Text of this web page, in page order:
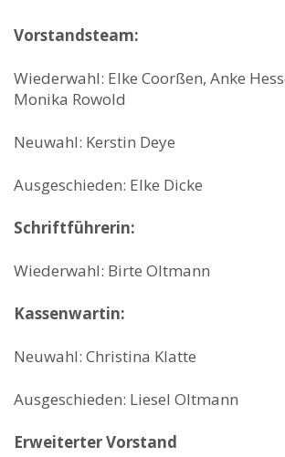
Vorstandsteam:
Wiederwahl: Elke Coorßen, Anke
Monika Rowold
Neuwahl: Kerstin Deye
Ausgeschieden: Elke Dicke
Schriftführerin:
Wiederwahl: Birte Oltmann
Kassenwartin:
Neuwahl: Christina Klatte
Ausgeschieden: Liesel Oltmann
Erweiterter Vorstand